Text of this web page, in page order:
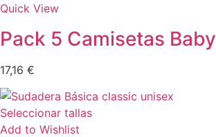
Quick View
Pack 5 Camisetas Baby
17,16 €
Seleccionar tallas
Add to Wishlist